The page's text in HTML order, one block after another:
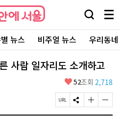
검
창
열
기
메
뉴
전
체
보
뉴스 비주얼 뉴스 우리동
사람 일자리도 소개하고
좋
요
52조회 2,718
페
이
S
N
글
자
글
자